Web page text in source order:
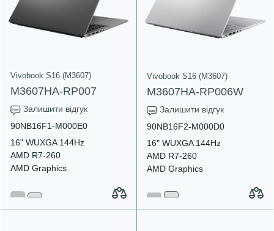
Vivobook S16 (M3607)
M3607HA-RP007
Залишити відгук
90NB16F1-M000E0
16" WUXGA 144Hz
AMD R7-260
AMD Graphics
Vivobook S16 (M3607)
M3607HA-RP006W
Залишити відгук
90NB16F2-M000D0
16" WUXGA 144Hz
AMD R7-260
AMD Graphics